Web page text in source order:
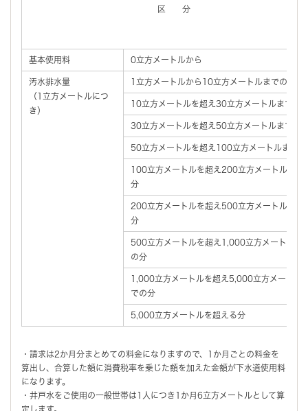
区 分
基本使用料 0立方メートルから
汚水排水量
（1立方メートルにつ
き）
1立方メートルから10立方メートルまでの分
10立方メートルを超え30立方メートルまでの
30立方メートルを超え50立方メートルまでの
50立方メートルを超え100立方メートルまでの
100立方メートルを超え200立方メートルまで
分
200立方メートルを超え500立方メートルまで
分
500立方メートルを超え1,000立方メートルま
の分
1,000立方メートルを超え5,000立方メートル
での分
5,000立方メートルを超える分
・請求は2か月分まとめての料金になりますので、1か月ごとの料金を
算出し、合算した額に消費税率を乗じた額を加えた金額が下水道使用料
になります。
・井戸水をご使用の一般世帯は1人につき1か月6立方メートルとして算
定します。